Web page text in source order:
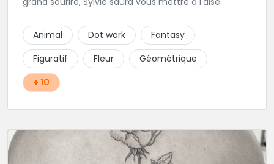
Animal Dot work
Fantasy
Figuratif
Fleur
Géométrique
+ 10